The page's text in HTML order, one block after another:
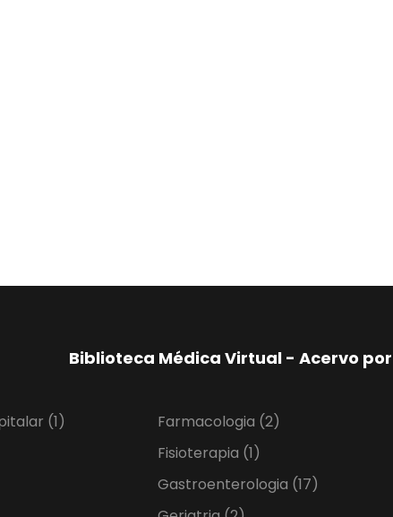
Biblioteca Médica Virtual - Acervo
(1)
Farmacologia (2)
Fisioterapia (1)
Gastroenterologia (17)